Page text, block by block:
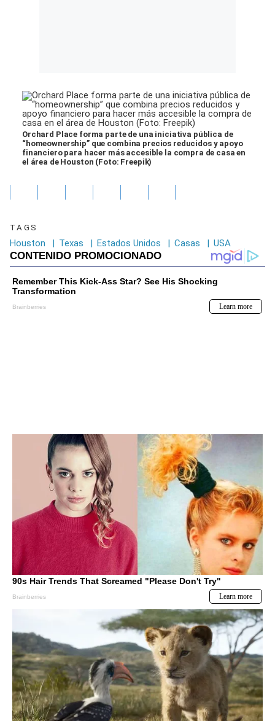
Orchard Place forma parte de una iniciativa pública de
“homeownership” que combina precios reducidos y apoyo
financiero para hacer más accesible la compra de casa en
el área de Houston (Foto: Freepik)
TAGS
Houston | Texas | Estados Unidos | Casas | USA